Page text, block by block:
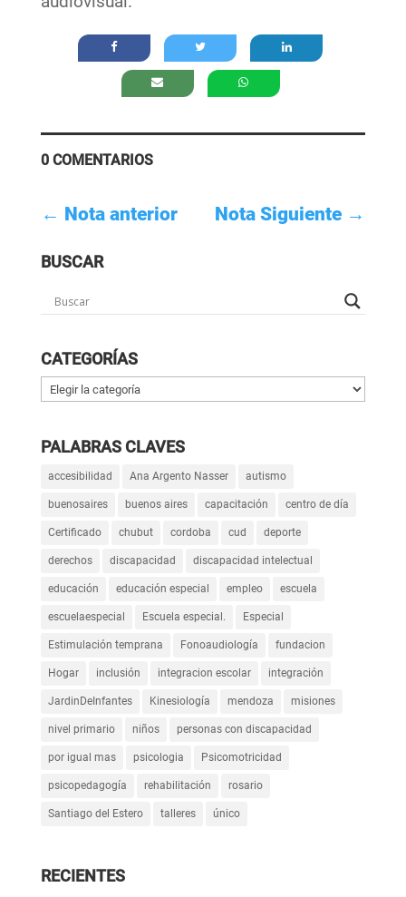
0 COMENTARIOS
← Nota anterior Nota Siguiente →
BUSCAR
CATEGORÍAS
Categorías
PALABRAS CLAVES
accesibilidad Ana Argento Nasser autismo
buenosaires buenos aires capacitación centro de día
Certificado chubut cordoba cud deporte
derechos discapacidad discapacidad intelectual
educación educación especial empleo escuela
escuelaespecial Escuela especial. Especial
Estimulación temprana Fonoaudiología fundacion
Hogar inclusión integracion escolar integración
JardinDeInfantes Kinesiología mendoza misiones
nivel primario niños personas con discapacidad
por igual mas psicologia Psicomotricidad
psicopedagogía rehabilitación rosario
Santiago del Estero talleres único
RECIENTES